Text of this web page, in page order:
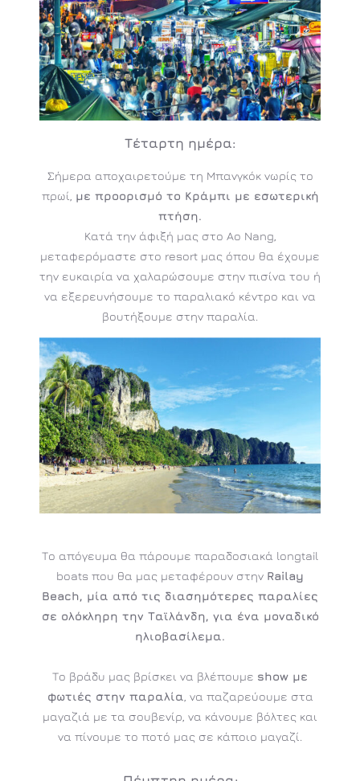
Τέταρτη ημέρα:
Σήμερα αποχαιρετούμε τη Μπανγκόκ νωρίς το
πρωί, με προορισμό το Κράμπι με εσωτερική
πτήση.
Κατά την άφιξή μας στο Ao Nang,
μεταφερόμαστε στο resort μας όπου θα έχουμε
την ευκαιρία να χαλαρώσουμε στην πισίνα του ή
να εξερευνήσουμε το παραλιακό κέντρο και να
βουτήξουμε στην παραλία.
Το απόγευμα θα πάρουμε παραδοσιακά longtail
boats που θα μας μεταφέρουν στην Railay
Beach, μία από τις διασημότερες παραλίες
σε ολόκληρη την Ταϊλάνδη, για ένα μοναδικό
ηλιοβασίλεμα.
Το βράδυ μας βρίσκει να βλέπουμε show με
φωτιές στην παραλία , να παζαρεύουμε στα
μαγαζιά με τα σουβενίρ, να κάνουμε βόλτες και
να πίνουμε το ποτό μας σε κάποιο μαγαζί.